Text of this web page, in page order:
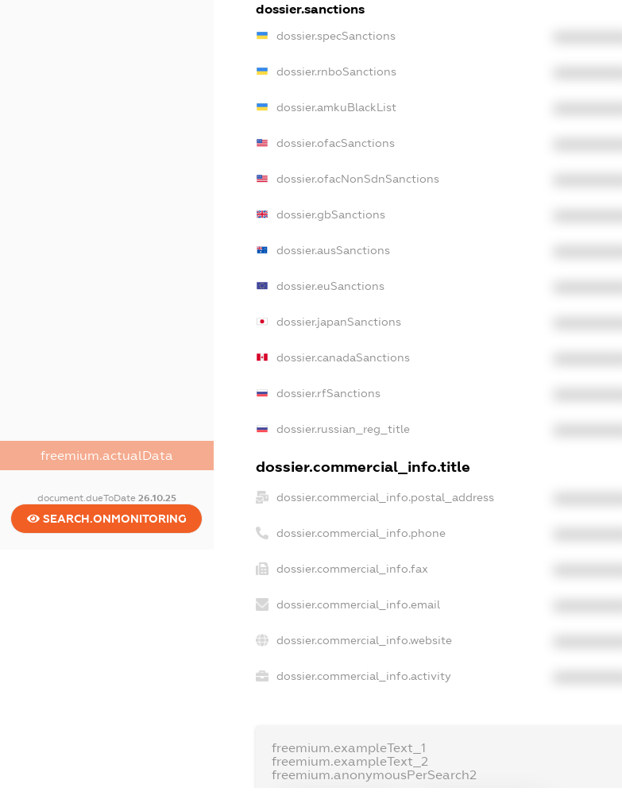
freemium.actualData
document.dueToDate 26.10.25
SEARCH.ONMONITORING
dossier.sanctions
dossier.specSanctions
dossier.rnboSanctions
dossier.amkuBlackList
dossier.ofacSanctions
dossier.ofacNonSdnSanctions
dossier.gbSanctions
dossier.ausSanctions
dossier.euSanctions
dossier.japanSanctions
dossier.canadaSanctions
dossier.rfSanctions
dossier.russian_reg_title
dossier.commercial_info.title
dossier.commercial_info.postal_address
dossier.commercial_info.phone
dossier.commercial_info.fax
dossier.commercial_info.email
dossier.commercial_info.website
dossier.commercial_info.activity
freemium.exampleText_1
freemium.exampleText_2
freemium.anonymousPerSearch2